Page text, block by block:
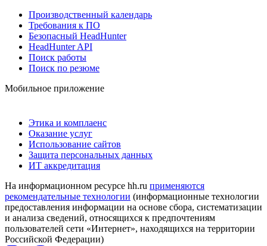
Производственный календарь
Требования к ПО
Безопасный HeadHunter
HeadHunter API
Поиск работы
Поиск по резюме
Мобильное приложение
Этика и комплаенс
Оказание услуг
Использование сайтов
Защита персональных данных
ИТ аккредитация
На информационном ресурсе hh.ru применяются
рекомендательные технологии (информационные технологии
предоставления информации на основе сбора, систематизации
и анализа сведений, относящихся к предпочтениям
пользователей сети «Интернет», находящихся на территории
Российской Федерации)